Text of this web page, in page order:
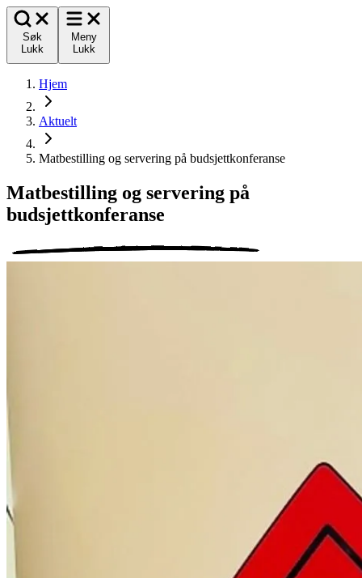
Søk
Lukk
Meny
Lukk
Hjem
Aktuelt
Matbestilling og servering på budsjettkonferanse
Matbestilling og servering på
budsjettkonferanse